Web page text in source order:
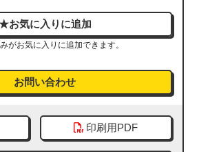
がお気に入りに追加できます。
お問い合わせ
印刷用PDF